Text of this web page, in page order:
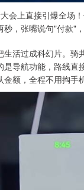
会上直接引爆全场
秒，张嘴说句"付款"
过成科幻片。骑
是导航功能，路线直
额，全程不用掏手